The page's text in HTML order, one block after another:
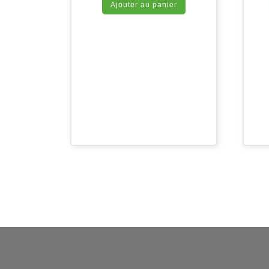
Ajouter au panier